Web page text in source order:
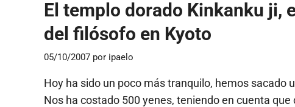
El templo dorado Kinkanku ji,
del filósofo en Kyoto
05/10/2007 por ipaelo
Hoy ha sido un poco más tranquilo, hemos sacado
Nos ha costado 500 yenes, teniendo en cuenta